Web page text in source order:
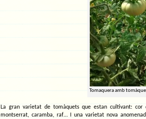
Tomaquera amb
La gran varietat de tomàquets que estan cultivant:
montserrat, caramba, raf… I una varietat nova